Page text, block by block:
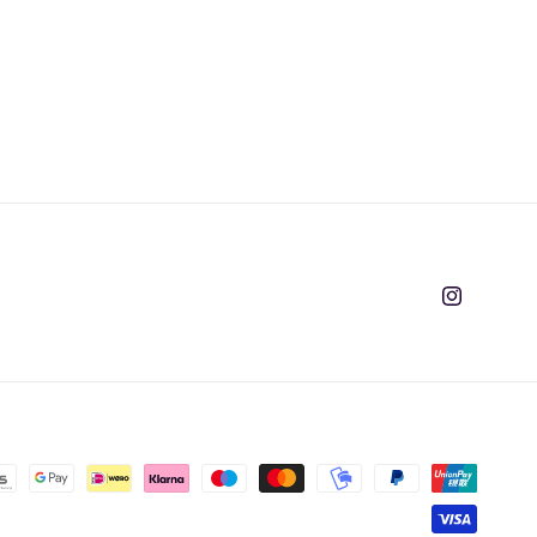
Instagram